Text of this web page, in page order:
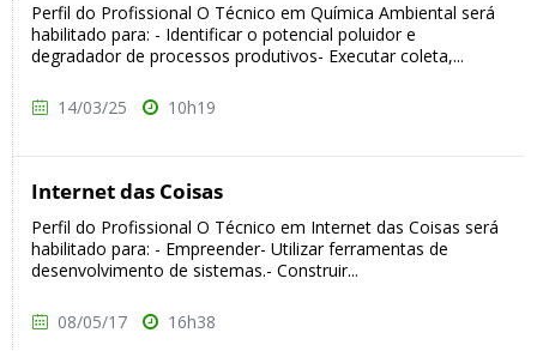
Perfil do Profissional O Técnico em Química Ambiental será
habilitado para: - Identificar o potencial poluidor e
degradador de processos produtivos- Executar coleta,...
14/03/25 10h19
Internet das Coisas
Perfil do Profissional O Técnico em Internet das Coisas será
habilitado para: - Empreender- Utilizar ferramentas de
desenvolvimento de sistemas.- Construir...
08/05/17 16h38